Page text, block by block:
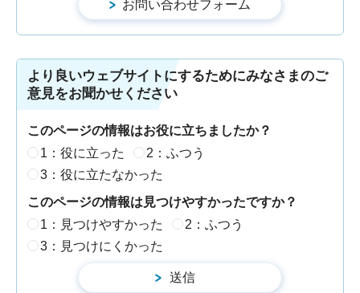
より良いウェブサイトにするためにみなさまのご
意見をお聞かせください
このページの情報はお役に立ちましたか？
1：役に立った
2：ふつう
3：役に立たなかった
このページの情報は見つけやすかったですか？
1：見つけやすかった
2：ふつう
3：見つけにくかった